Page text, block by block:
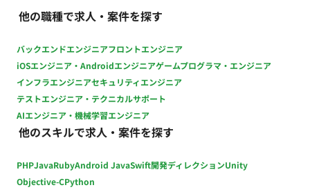
Swift（iOS）、Kotlin（Android） アーキテクチャ： MVVM、
Clean Architectureなど UIフレームワーク：
Compose/Jetpack（Android） データベース：
CoreData（iOS）、Room（Android）、Realm 非同期処理：
Swift Concurrency/Combine（iOS）、Kotlin
Coroutines（Android） API： GraphQL（Apollo
Client）/REST CI/CD： CircleCI、GitHub Actions、fastlane、
Dangerなど その他ツール・ライブラリ：
ktlint/Spotless/Dagger Hiltなど（Android） 外部サービス：
Firebase、Figma、Miro、Asanaなど ソースコード管理：
他の職種で求人・案件を探す
バックエンドエンジニアフロントエンジニア
iOSエンジニア・Androidエンジニアゲームプログラマ・エンジニア
インフラエンジニアセキュリティエンジニア
テストエンジニア・テクニカルサポート
AIエンジニア・機械学習エンジニア
他のスキルで求人・案件を探す
PHPJavaRubyAndroid JavaSwift開発ディレクションUnity
Objective-CPython